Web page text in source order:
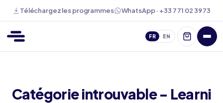
Téléchargez les programmes WhatsApp · +33 7 71 02 39 73
FR EN
Catégorie introuvable - Learni